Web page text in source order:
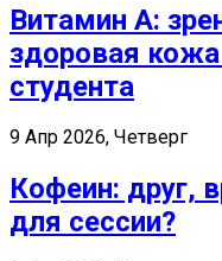
Витамин А:
здоровая
студента
9 Апр 2026, Четверг
Кофеин: друг,
для сессии?